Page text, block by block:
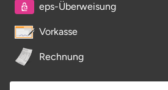
eps-Überweisung
Vorkasse
Rechnung